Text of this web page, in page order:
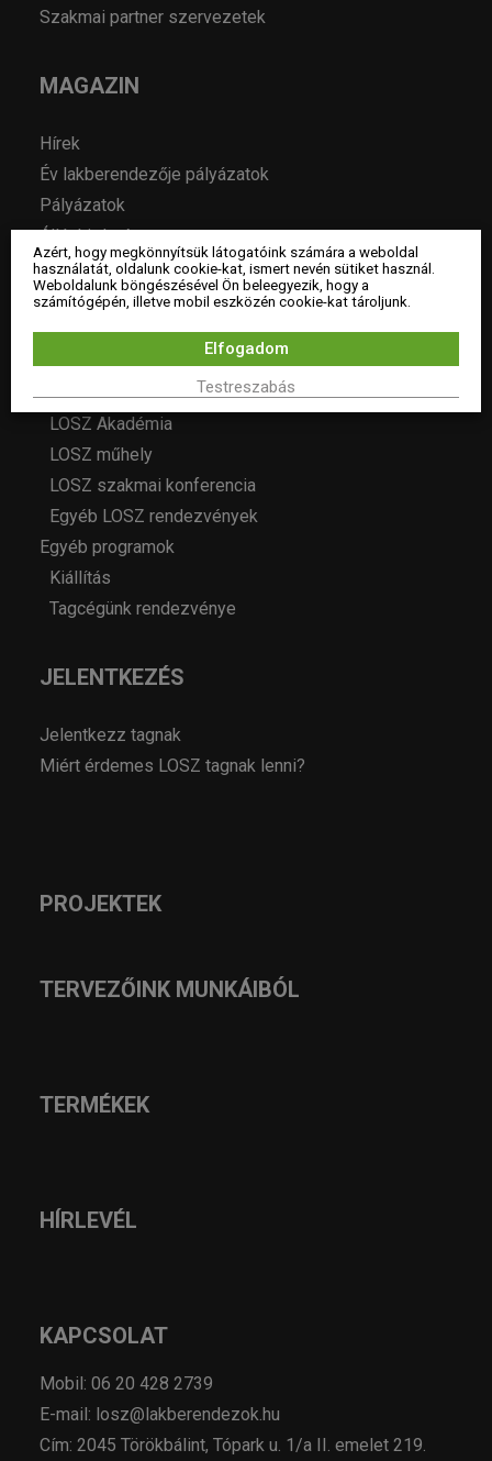
Szakmai partner szervezetek
MAGAZIN
Hírek
Év lakberendezője pályázatok
Pályázatok
Álláshirdetés
Archívum
ESEMÉNYEK
LOSZ programok
LOSZ Akadémia
LOSZ műhely
LOSZ szakmai konferencia
Egyéb LOSZ rendezvények
Egyéb programok
Kiállítás
Tagcégünk rendezvénye
JELENTKEZÉS
Jelentkezz tagnak
Miért érdemes LOSZ tagnak lenni?
PROJEKTEK
TERVEZŐINK MUNKÁIBÓL
TERMÉKEK
HÍRLEVÉL
KAPCSOLAT
Mobil: 06 20 428 2739
E-mail: losz@lakberendezok.hu
Cím: 2045 Törökbálint, Tópark u. 1/a II. emelet 219.
Azért, hogy megkönnyítsük látogatóink számára a weboldal
használatát, oldalunk cookie-kat, ismert nevén sütiket használ.
Weboldalunk böngészésével Ön beleegyezik, hogy a
számítógépén, illetve mobil eszközén cookie-kat tároljunk.
Testreszabás
Elfogadom